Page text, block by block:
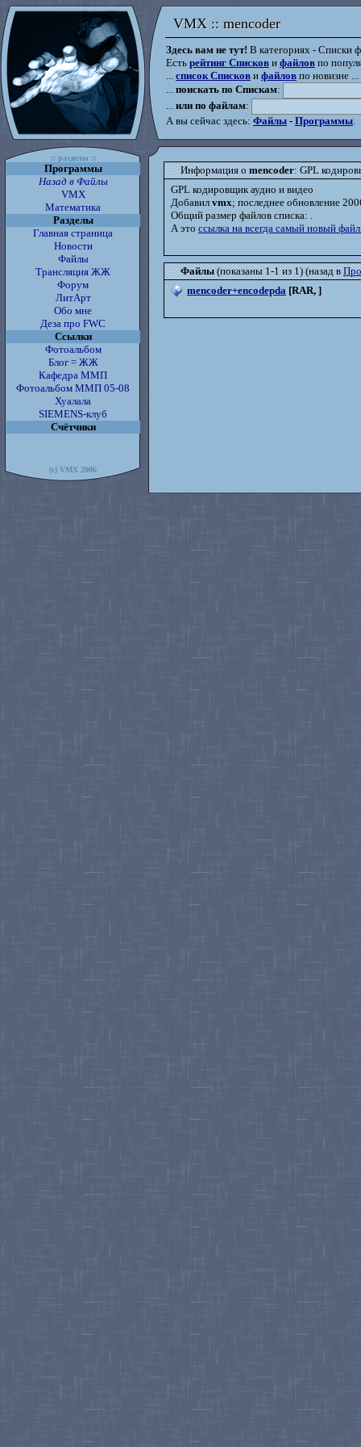
VMX :: mencoder
VMX :: mencoder
Здесь вам не тут! В категориях - Списки
Есть рейтинг Списков и файлов по
... список Списков и файлов по новизне ...
поискать по Спискам:
или по файлам:
А вы сейчас здесь: Файлы - Программы.
:: разделы ::
Информация оmencoder: GPL
GPL кодировщик аудио и видео
Добавил vmx; последнее обновление
Общий размер файлов списка: .
А это ссылка на всегда самый новый
Файлы(показаны 1-1 из 1) (назад в
mencoder+encodepda [RAR, ]
Программы
Назад в Файлы
VMX
Математика
Разделы
Главная страница
Новости
Файлы
Трансляция ЖЖ
Форум
ЛитАрт
Обо мне
Деза про FWC
Ссылки
Фотоальбом
Блог = ЖЖ
Кафедра ММП
Фотоальбом ММП 05-08
Хуалала
SIEMENS-клуб
Счётчики
(c) VMX 2006